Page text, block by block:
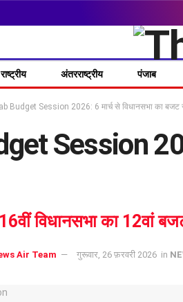
राष्ट्रीय अंतरराष्ट्रीय पंजाब
Budget Session 2026: 6 मार्च से विधानसभा का बजट
Session
विधानसभा का 12वां
Air Team गुरूवार, 26 फ़रवरी 2026 in